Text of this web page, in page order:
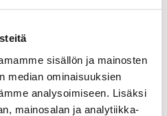
sisällön ja mainosten
median ominaisuuksien
analysoimiseen. Lisäksi
mainosalan ja analytiikka-
Boot